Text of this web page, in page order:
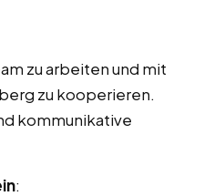
zu arbeiten und mit
zu kooperieren.
kommunikative
: